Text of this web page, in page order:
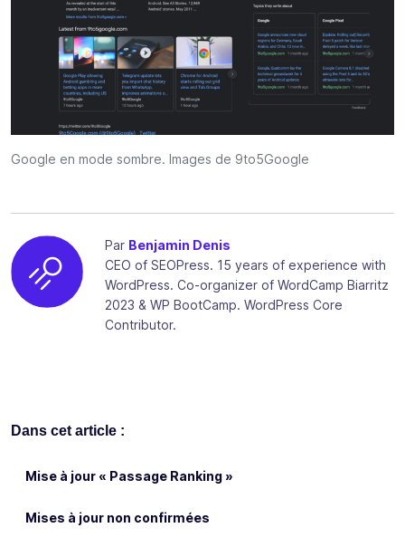
Google en mode sombre. Images de 9to5Google
Par Benjamin Denis
CEO of SEOPress. 15 years of experience with
WordPress. Co-organizer of WordCamp Biarritz
2023 & WP BootCamp. WordPress Core
Contributor.
Dans cet article :
Mise à jour « Passage Ranking »
Mises à jour non confirmées